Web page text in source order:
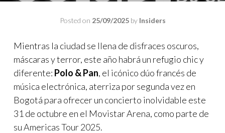
Posted on 25/09/2025by Insiders
Mientras la ciudad se llena de disfraces oscuros,
máscaras y terror, este año habrá un refugio chic y
diferente: Polo & Pan, el icónico dúo francés de
música electrónica, aterriza por segunda vez en
Bogotá para ofrecer un concierto inolvidable este
31 de octubre en el Movistar Arena, como parte de
su Americas Tour 2025.